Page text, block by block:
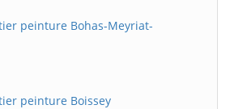
peinture Bohas-Meyriat-
peinture Boissey